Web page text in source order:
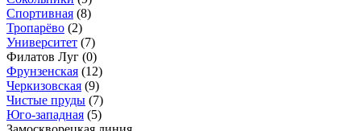
Спортивная (8)
Тропарёво (2)
Университет (7)
Филатов Луг (0)
Фрунзенская (12)
Черкизовская (9)
Чистые пруды (7)
Юго-западная (5)